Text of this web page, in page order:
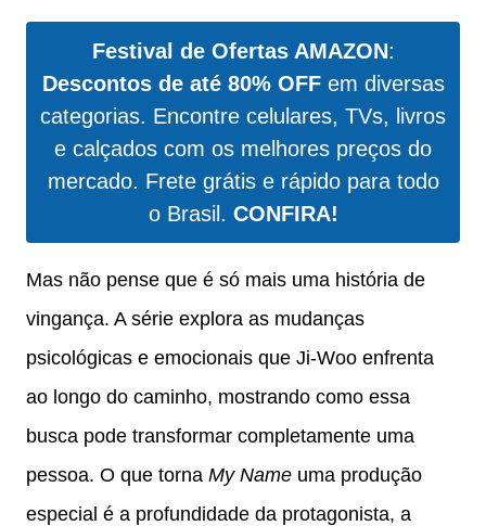
Festival de Ofertas AMAZON:
Descontos de até 80% OFFem diversas
categorias. Encontre celulares, TVs, livros
e calçados com os melhores preços do
mercado. Frete grátis e rápido para todo
o Brasil. CONFIRA!
Mas não pense que é só mais uma história de
vingança. A série explora as mudanças
psicológicas e emocionais que Ji-Woo enfrenta
ao longo do caminho, mostrando como essa
busca pode transformar completamente uma
pessoa. O que torna My Name uma produção
especial é a profundidade da protagonista, a